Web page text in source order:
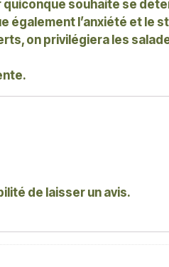
quiconque souhaite se
également l’anxiété et le
on privilégiera les
de laisser un avis.